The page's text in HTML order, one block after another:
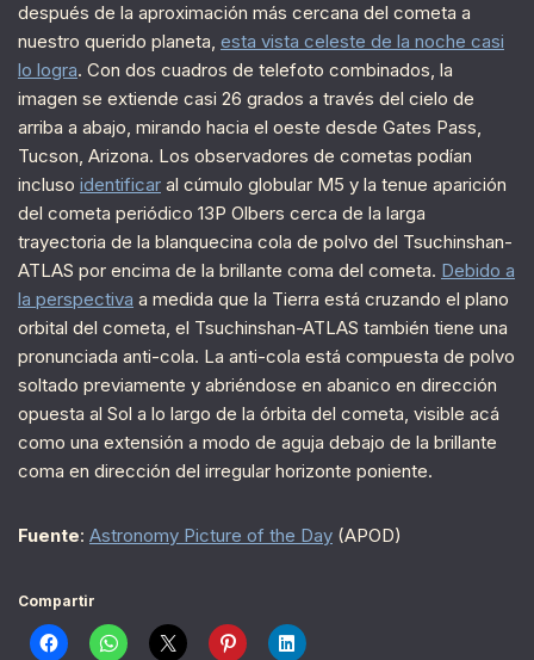
después de la aproximación más cercana del cometa a
nuestro querido planeta, esta vista celeste de la noche casi
lo logra. Con dos cuadros de telefoto combinados, la
imagen se extiende casi 26 grados a través del cielo de
arriba a abajo, mirando hacia el oeste desde Gates Pass,
Tucson, Arizona. Los observadores de cometas podían
incluso identificar al cúmulo globular M5 y la tenue aparición
del cometa periódico 13P Olbers cerca de la larga
trayectoria de la blanquecina cola de polvo del Tsuchinshan-
ATLAS por encima de la brillante coma del cometa. Debido a
la perspectiva a medida que la Tierra está cruzando el plano
orbital del cometa, el Tsuchinshan-ATLAS también tiene una
pronunciada anti-cola. La anti-cola está compuesta de polvo
soltado previamente y abriéndose en abanico en dirección
opuesta al Sol a lo largo de la órbita del cometa, visible acá
como una extensión a modo de aguja debajo de la brillante
coma en dirección del irregular horizonte poniente.
Fuente: Astronomy Picture of the Day (APOD)
Compartir